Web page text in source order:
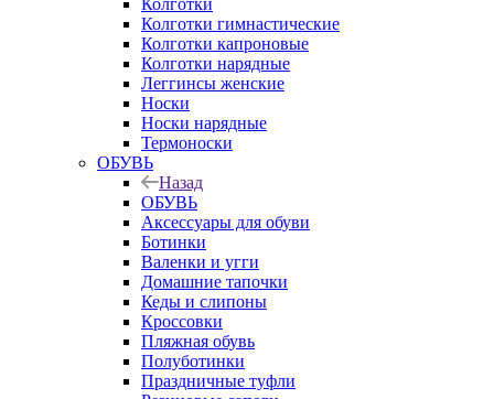
Колготки
Колготки гимнастические
Колготки капроновые
Колготки нарядные
Леггинсы женские
Носки
Носки нарядные
Термоноски
ОБУВЬ
Назад
ОБУВЬ
Аксессуары для обуви
Ботинки
Валенки и угги
Домашние тапочки
Кеды и слипоны
Кроссовки
Пляжная обувь
Полуботинки
Праздничные туфли